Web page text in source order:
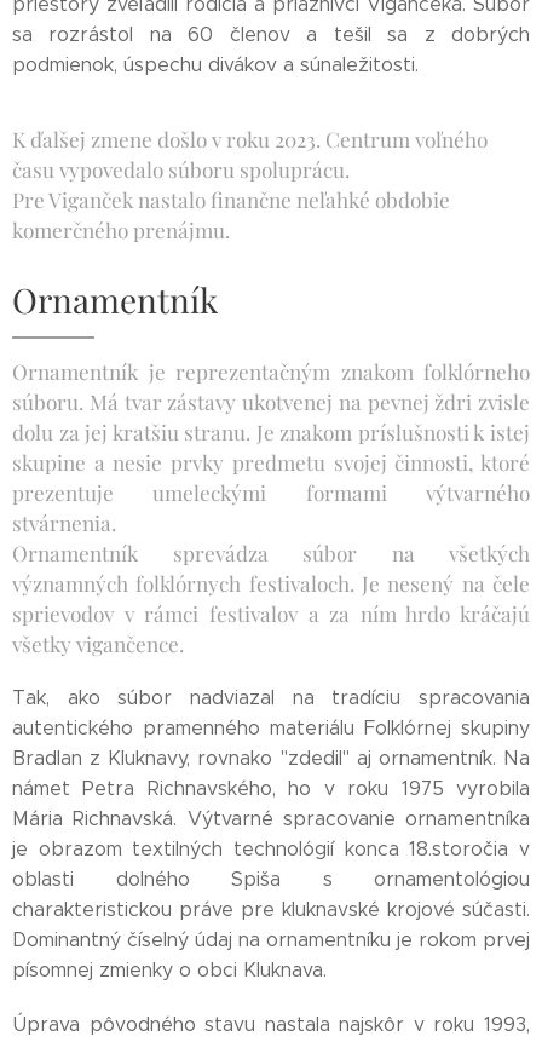
sa rozrástol na 60 členov a tešil sa z dobrých
podmienok, úspechu divákov a súnaležitosti.
K ďalšej zmene došlo v roku 2023. Centrum voľného
času vypovedalo súboru spoluprácu.
Pre Viganček nastalo finančne neľahké obdobie
komerčného prenájmu.
Ornamentník
Ornamentník je reprezentačným znakom folklórneho
súboru. Má tvar zástavy ukotvenej na pevnej ždri zvisle
dolu za jej kratšiu stranu. Je znakom príslušnosti k istej
skupine a nesie prvky predmetu svojej činnosti, ktoré
prezentuje umeleckými formami výtvarného
stvárnenia.
Ornamentník sprevádza súbor na všetkých
významných folklórnych festivaloch. Je nesený na čele
sprievodov v rámci festivalov a za ním hrdo kráčajú
všetky vigančence.
Tak, ako súbor nadviazal na tradíciu spracovania
autentického pramenného materiálu Folklórnej skupiny
Bradlan z Kluknavy, rovnako "zdedil" aj ornamentník. Na
námet Petra Richnavského, ho v roku 1975 vyrobila
Mária Richnavská. Výtvarné spracovanie ornamentníka
je obrazom textilných technológií konca 18.storočia v
oblasti dolného Spiša s ornamentológiou
charakteristickou práve pre kluknavské krojové súčasti.
Dominantný číselný údaj na ornamentníku je rokom prvej
písomnej zmienky o obci Kluknava.
Úprava pôvodného stavu nastala najskôr v roku 1993,